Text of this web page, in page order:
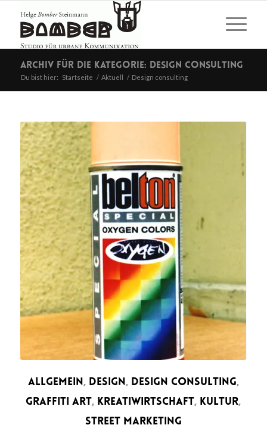
Archiv für die Kategorie: Design consulting
Du bist hier: Startseite / Aktuell / Design consulting
ALLGEMEIN, DESIGN, DESIGN CONSULTING,
GRAFFITI ART, KREATIWIRTSCHAFT, KULTUR,
STREET MARKETING